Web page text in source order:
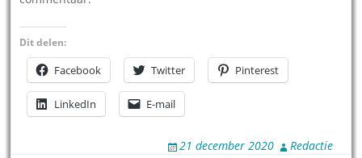
Dit delen:
Facebook Twitter Pinterest
LinkedIn E-mail
21 december 2020 Redactie